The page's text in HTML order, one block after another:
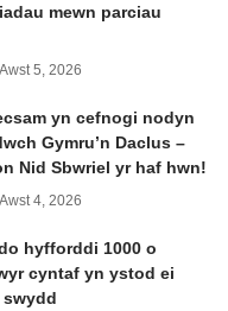
mewn parciau
Awst 5, 2026
yn cefnogi nodyn
Gymru’n Daclus –
Nid Sbwriel yr haf hwn!
Awst 4, 2026
hyfforddi 1000 o
cyntaf yn ystod ei